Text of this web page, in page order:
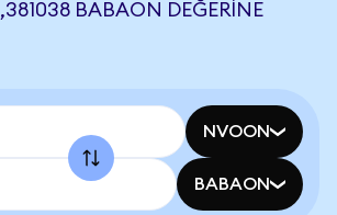
BABAON DEĞERINE
NVOON
BABAON